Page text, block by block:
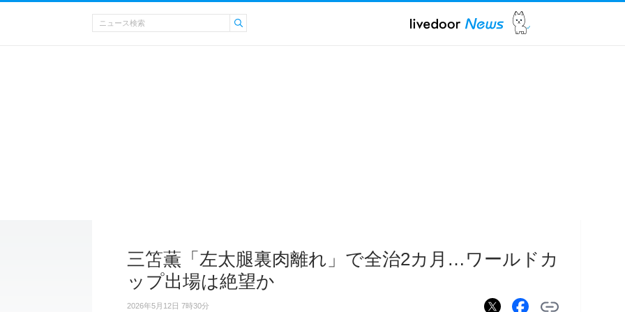
三笘薫「左太腿裏肉離れ」で全治2カ月…ワールドカ
ップ出場は絶望か
2026年5月12日 7時30分